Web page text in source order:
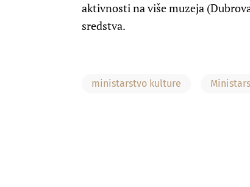
aktivnosti na više muzeja
sredstva.
ministarstvo kulture